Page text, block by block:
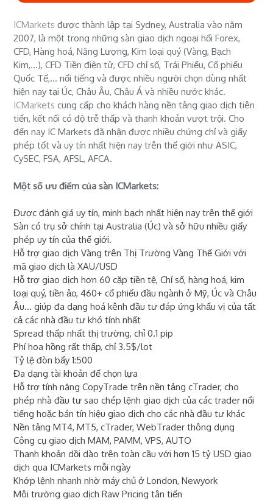
ICMarkets được thành lập tại Sydney, Australia vào năm
2007, là một trong những sàn giao dịch ngoại hối Forex,
CFD, Hàng hoá, Năng Lượng, Kim loại quý (Vàng, Bạch
Kim,...), CFD Tiền điện tử, CFD chỉ số, Trái Phiếu, Cổ phiếu
Quốc Tế,... nổi tiếng và được nhiều người chọn dùng nhất
hiện nay tại Úc, Châu Âu, Châu Á và nhiều nước khác.
ICMarkets cung cấp cho khách hàng nền tảng giao dịch tiên
tiến, kết nối có độ trễ thấp và thanh khoản vượt trội. Cho
đến nay IC Markets đã nhận được nhiều chứng chỉ và giấy
phép tốt và uy tín nhất hiện nay trên thế giới như ASIC,
CySEC, FSA, AFSL, AFCA.
Một số ưu điểm của sàn ICMarkets:
Được đánh giá uy tín, minh bạch nhất hiện nay trên thế giới
Sàn có trụ sở chính tại Australia (Úc) và sở hữu nhiều giấy
phép uy tín của thế giới.
Hỗ trợ giao dịch Vàng trên Thị Trường Vàng Thế Giới với
mã giao dịch là XAU/USD
Hỗ trợ giao dịch hơn 60 cặp tiền tệ, Chỉ số, hàng hoá, kim
loại quý, tiền ảo, 460+ cổ phiếu đầu ngành ở Mỹ, Úc và Châu
Âu... giúp đa dạng hoá kênh đầu tư đáp ứng khẩu vị của tất
cả các nhà đầu tư khó tính nhất
Spread thấp nhất thị trường, chỉ 0.1 pip
Phí hoa hồng rất thấp, chỉ 3.5$/lot
Tỷ lệ đòn bẩy 1:500
Đa dạng tài khoản để chọn lựa
Hỗ trợ tính năng CopyTrade trên nền tảng cTrader, cho
phép nhà đầu tư sao chép lệnh giao dịch của các trader nổi
tiếng hoặc bán tín hiệu giao dịch cho các nhà đầu tư khác
Nền tảng MT4, MT5, cTrader, WebTrader thông dụng
Công cụ giao dịch MAM, PAMM, VPS, AUTO
Thanh khoản dồi dào trên toàn cầu với hơn 15 tỷ USD giao
dịch qua ICMarkets mỗi ngày
Khớp lệnh nhanh nhờ máy chủ ở London, Newyork
Môi trường giao dịch Raw Pricing tân tiến